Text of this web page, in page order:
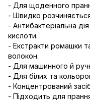
- Для щоденного
- Швидко
- Антибактеріальна
кислоти.
- Екстракти ромашки
волокон.
- Для машинного й
- Для білих та
- Концентрований
- Підходить для